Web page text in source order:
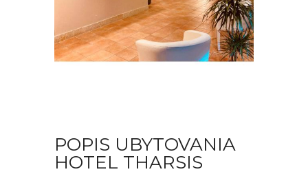
POPIS UBYTOVANIA
HOTEL THARSIS